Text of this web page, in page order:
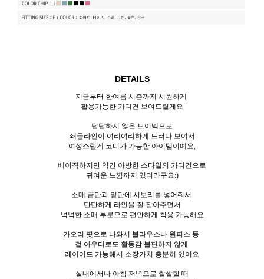
DETAILS
지금부터 한여름 시즌까지 시원하게
활용가능한 가디건 보여드릴게요
답답하지 않은 브이넥으로
쇄골라인이 여리여리하게 드러나 보여서
여성스럽게 코디가 가능한 아이템이예요,
베이직하지만 약간 아방한 스타일의 가디건으로
귀여운 느낌까지 있더라구요:)
소매 끝단과 밑단에 시보리를 넣어줘서
탄탄하게 라인을 잘 잡아주면서
넉넉한 소매 부분으로 편안하게 착용 가능해요
가오리 핏으로 나와서 블라우스나 원피스 등
겉 아우터로도 활동감 불편하지 않게
레이어드 가능해서 소장가치 충분히 있어요
실내에서나 아침 저녁으로 쌀쌀할 때